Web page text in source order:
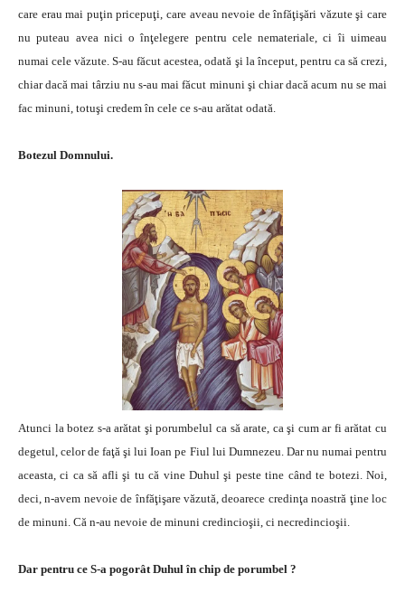
care erau mai puţin pricepuţi, care aveau nevoie de înfăţişări văzute şi care
nu puteau avea nici o înţelegere pentru cele nemateriale, ci îi uimeau
numai cele văzute. S-au făcut acestea, odată şi la început, pentru ca să crezi,
chiar dacă mai târziu nu s-au mai făcut minuni şi chiar dacă acum nu se mai
fac minuni, totuşi credem în cele ce s-au arătat odată.
Botezul Domnului.
Atunci la botez s-a arătat şi porumbelul ca să arate, ca şi cum ar fi arătat cu
degetul, celor de faţă şi lui Ioan pe Fiul lui Dumnezeu. Dar nu numai pentru
aceasta, ci ca să afli şi tu că vine Duhul şi peste tine când te botezi. Noi,
deci, n-avem nevoie de înfăţişare văzută, deoarece credinţa noastră ţine loc
de minuni. Că n-au nevoie de minuni credincioşii, ci necredincioşii.
Dar pentru ce S-a pogorât Duhul în chip de porumbel ?